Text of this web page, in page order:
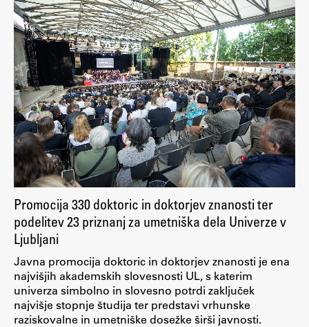
Predstavitev študija
Študentske informacije
Urniki
Študijski programi
Predmeti
Izbirni moduli EMŠA
Vpis
Zaključek študija
Mednarodne izmenjave
Študijske prakse
Spletna učilnica
ŠIS (EN)
Promocija 330 doktoric in doktorjev znanosti ter
podelitev 23 priznanj za umetniška dela Univerze v
Ljubljani
Javna promocija doktoric in doktorjev znanosti je ena
najvišjih akademskih slovesnosti UL, s katerim
univerza simbolno in slovesno potrdi zaključek
najvišje stopnje študija ter predstavi vrhunske
raziskovalne in umetniške dosežke širši javnosti.